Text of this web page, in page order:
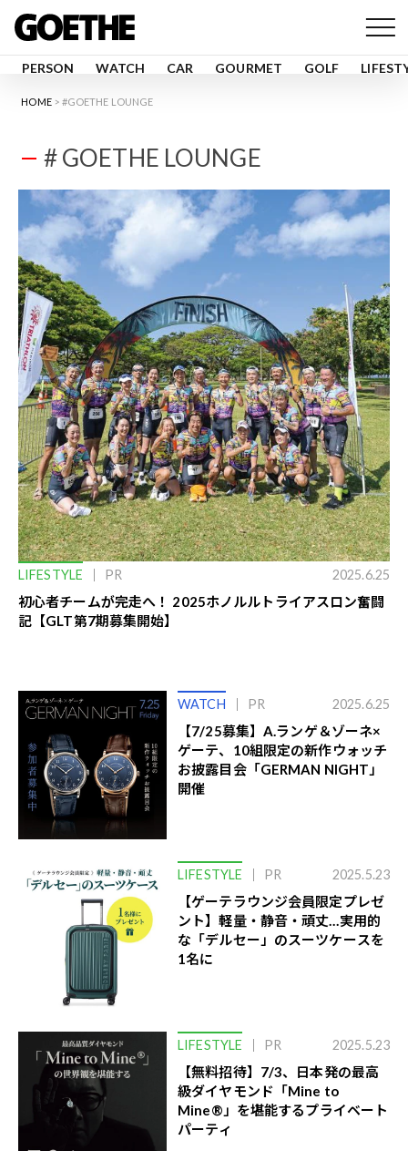
PERSON WATCH CAR GOURMET GOLF
HOME #GOETHE LOUNGE
# GOETHE LOUNGE
LIFESTYLE PR 2025.6.25
初心者チームが完走へ！ 2025ホノルルトライアスロン奮闘
記【GLT第7期募集開始】
WATCH PR 2025.6.25
【7/25募集】A.ランゲ＆ゾーネ×
ゲーテ、10組限定の新作ウォッチ
お披露目会「GERMAN NIGHT」
開催
LIFESTYLE PR 2025.5.23
【ゲーテラウンジ会員限定プレゼ
ント】軽量・静音・頑丈…実用的
な「デルセー」のスーツケースを
1名に
LIFESTYLE PR 2025.5.23
【無料招待】7/3、日本発の最高
級ダイヤモンド「Mine to
Mine®」を堪能するプライベート
パーティ